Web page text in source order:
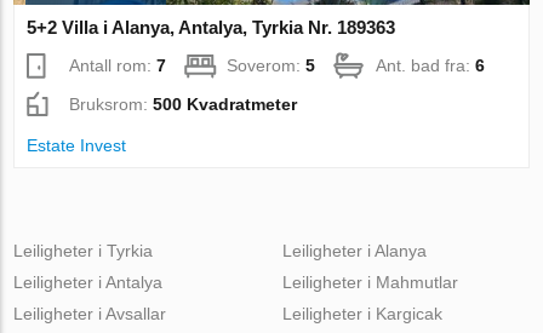
5+2 Villa i Alanya, Antalya, Tyrkia Nr. 189363
Antall rom:7 Soverom:5 Ant. bad fra:6
Bruksrom:500 Kvadratmeter
Estate Invest
Leiligheter i Tyrkia
Leiligheter i Antalya
Leiligheter i Avsallar
Leiligheter i Alanya
Leiligheter i Mahmutlar
Leiligheter i Kargicak